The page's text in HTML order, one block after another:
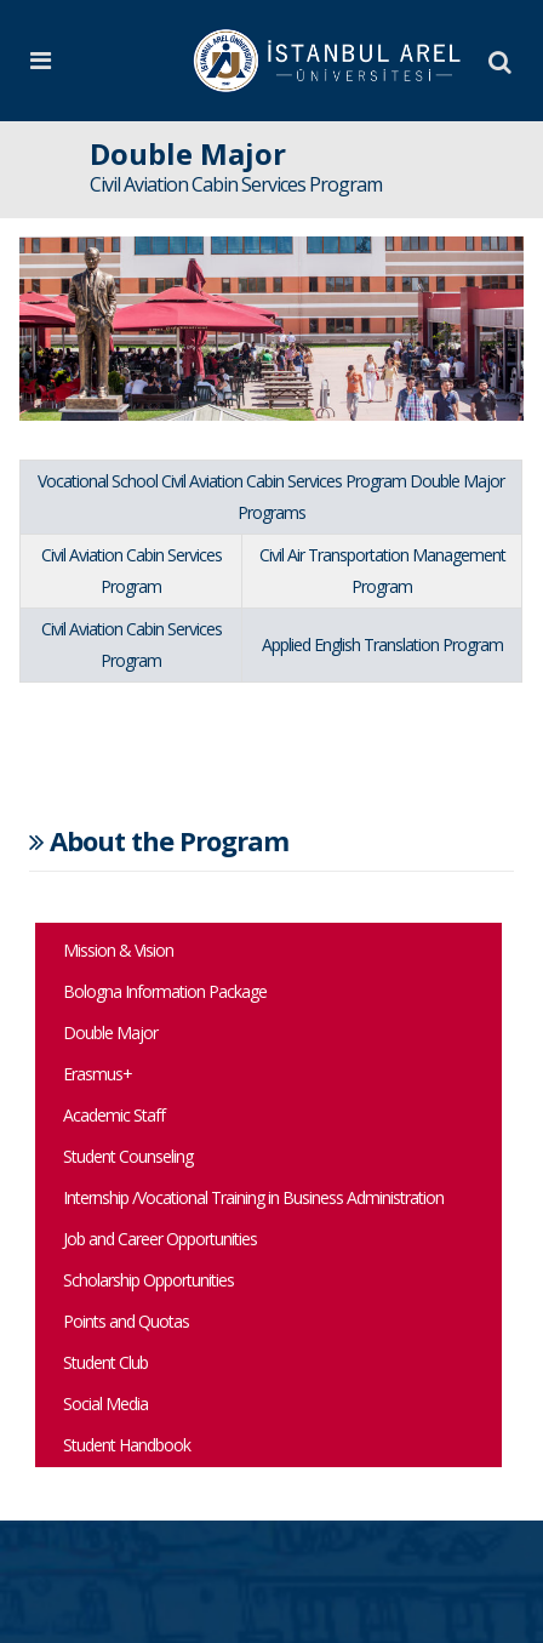
Double Major
Civil Aviation Cabin Services Program
Vocational School Civil Aviation Cabin Services Program Double Major
Programs
Civil Aviation Cabin Services
Program
Civil Air Transportation Management
Program
Civil Aviation Cabin Services
Program
Applied English Translation Program
About the Program
Mission & Vision
Bologna Information Package
Double Major
Erasmus+
Academic Staff
Student Counseling
Internship /Vocational Training in Business Administration
Job and Career Opportunities
Scholarship Opportunities
Points and Quotas
Student Club
Social Media
Student Handbook